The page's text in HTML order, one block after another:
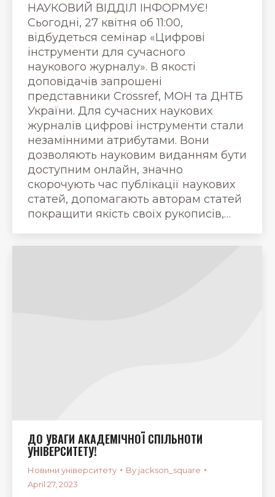
НАУКОВИЙ ВІДДІЛ ІНФОРМУЄ!
Сьогодні, 27 квітня об 11:00,
відбудеться семінар «Цифрові
інструменти для сучасного
наукового журналу». В якості
доповідачів запрошені
представники Crossref, МОН та ДНТБ
України. Для сучасних наукових
журналів цифрові інструменти стали
незамінними атрибутами. Вони
дозволяють науковим виданням бути
доступним онлайн, значно
скорочують час публікації наукових
статей, допомагають авторам статей
покращити якість своїх рукописів,…
ДО УВАГИ АКАДЕМІЧНОЇ СПІЛЬНОТИ
УНІВЕРСИТЕТУ!
Новини університету By jackson_square
April 27, 2023